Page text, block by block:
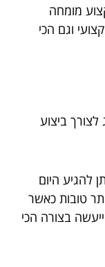
מומחה
וגם הכי
ביצוע
להגיע היום
טובות כאשר
בצורה הכי